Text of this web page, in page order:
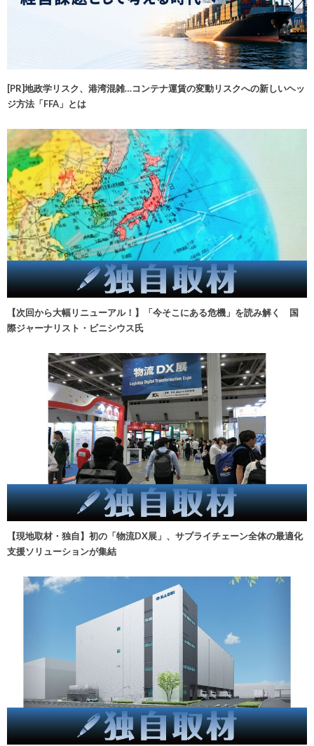
[PR]地政学リスク、港湾混雑…コンテナ運賃の変動リスクへの新しいヘッ
ジ方法「FFA」とは
【次回から大幅リニューアル！】「今そこにある危機」を読み解く 国
際ジャーナリスト・ビニシウス氏
【現地取材・独自】初の「物流DX展」、サプライチェーン全体の最適化
支援ソリューションが集結